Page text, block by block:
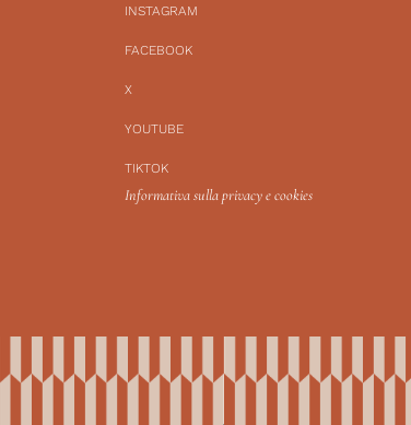
INSTAGRAM
FACEBOOK
X
YOUTUBE
TIKTOK
Informativa sulla privacy e cookies